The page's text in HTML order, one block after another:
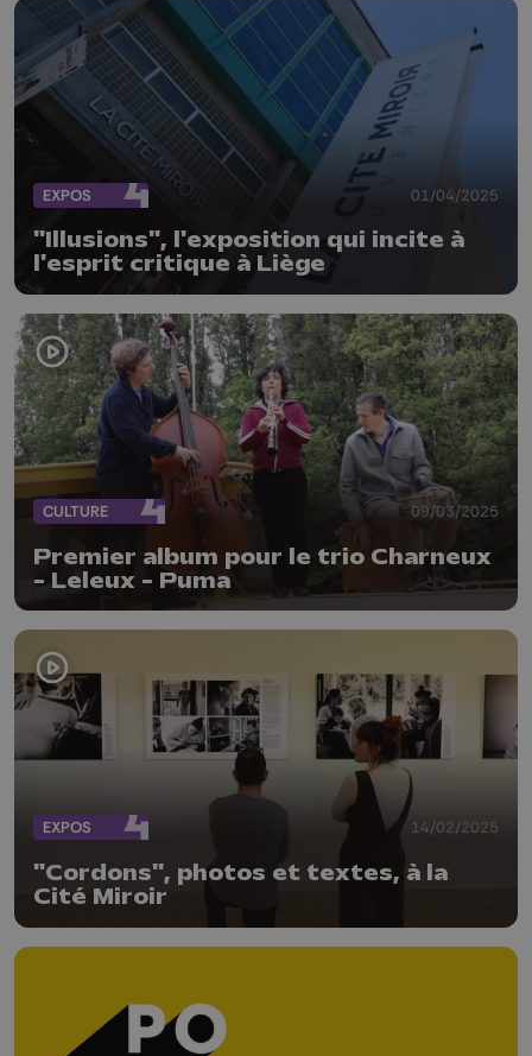
EXPOS 01/04/2025
"Illusions", l'exposition qui incite à
l'esprit critique à Liège
CULTURE 09/03/2025
Premier album pour le trio Charneux
- Leleux - Puma
EXPOS 14/02/2025
"Cordons", photos et textes, à la
Cité Miroir